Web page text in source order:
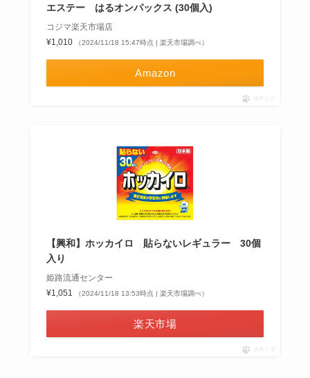
エステー はるオンパックス (30個入)
コジマ楽天市場店
¥1,010
（2024/11/18 15:47時点 | 楽天市場調べ）
Amazon
ポチップ
【興和】ホッカイロ 貼らないレギュラー 30個
入り
姫路流通センター
¥1,051
（2024/11/18 13:53時点 | 楽天市場調べ）
楽天市場
ポチップ